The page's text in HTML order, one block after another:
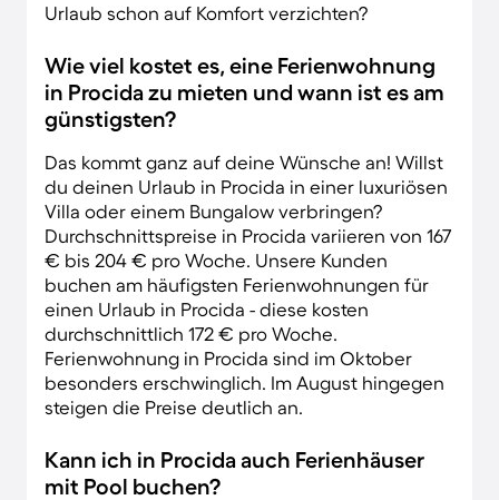
Urlaub schon auf Komfort verzichten?
Wie viel kostet es, eine Ferienwohnung
in Procida zu mieten und wann ist es am
günstigsten?
Das kommt ganz auf deine Wünsche an! Willst
du deinen Urlaub in Procida in einer luxuriösen
Villa oder einem Bungalow verbringen?
Durchschnittspreise in Procida variieren von 167
€ bis 204 € pro Woche. Unsere Kunden
buchen am häufigsten Ferienwohnungen für
einen Urlaub in Procida - diese kosten
durchschnittlich 172 € pro Woche.
Ferienwohnung in Procida sind im Oktober
besonders erschwinglich. Im August hingegen
steigen die Preise deutlich an.
Kann ich in Procida auch Ferienhäuser
mit Pool buchen?